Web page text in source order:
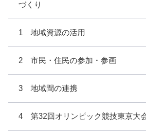
づくり
1 地域資源の活用
2 市民・住民の参加・参画
3 地域間の連携
4 第32回オリンピック競技東京大